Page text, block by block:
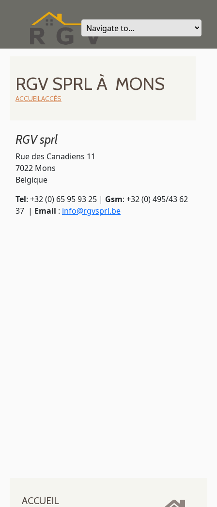
RGV SPRL À MONS
ACCUEILACCÈS
RGV sprl
Rue des Canadiens 11
7022 Mons
Belgique
Tel: +32 (0) 65 95 93 25 | Gsm: +32 (0) 495/43 62
37 | Email : info@rgvsprl.be
ACCUEIL